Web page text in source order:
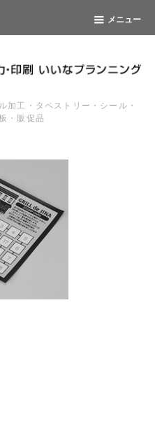
メニュー
加工・タペストリー・シール・
・販促品